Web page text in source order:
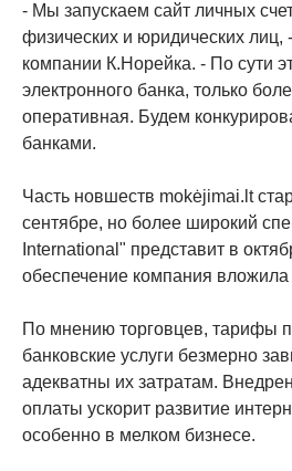
- Мы запускаем сайт личных
физических и юридических лиц,
компании К.Норейка. - По сути
электронного банка, только
оперативная. Будем
банками.
Часть новшеств mokėjimai.lt
сентябре, но более широкий
International" представит в
обеспечение компания вложила
По мнению торговцев, тарифы
банковские услуги безмерно
адекватны их затратам.
оплаты ускорит развитие
особенно в мелком бизнесе.